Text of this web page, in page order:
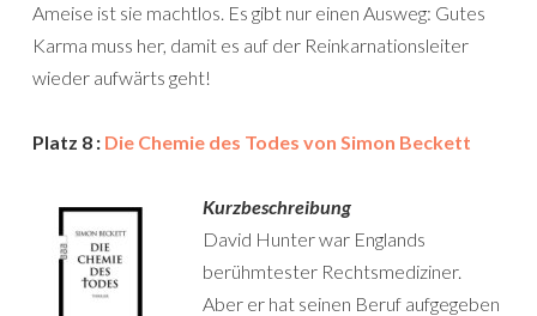
Ameise ist sie machtlos. Es gibt nur einen Ausweg: Gutes
Karma muss her, damit es auf der Reinkarnationsleiter
wieder aufwärts geht!
Platz 8 : Die Chemie des Todes von Simon Beckett
Kurzbeschreibung
David Hunter war Englands
berühmtester Rechtsmediziner.
Aber er hat seinen Beruf aufgegeben